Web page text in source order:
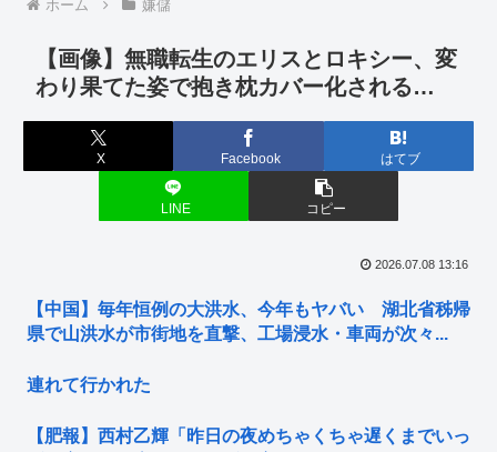
ホーム 嫌儲
【画像】無職転生のエリスとロキシー、変
わり果てた姿で抱き枕カバー化される…
X Facebook はてブ
LINE コピー
2026.07.08 13:16
【中国】毎年恒例の大洪水、今年もヤバい 湖北省秭帰
県で山洪水が市街地を直撃、工場浸水・車両が次々...
連れて行かれた
【肥報】西村乙輝「昨日の夜めちゃくちゃ遅くまでいっ